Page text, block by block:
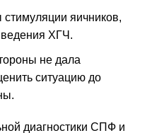
яичников,
ХГЧ.
не дала
ситуацию до
диагностики СПФ и